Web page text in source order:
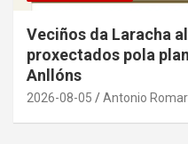
Veciños da Laracha
proxectados pola
Anllóns
2026-08-05 Antonio Romar